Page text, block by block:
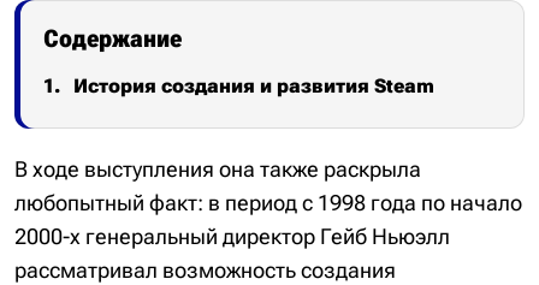
Содержание
История создания и развития Steam
В ходе выступления она также раскрыла
любопытный факт: в период с 1998 года по начало
2000-х генеральный директор Гейб Ньюэлл
рассматривал возможность создания